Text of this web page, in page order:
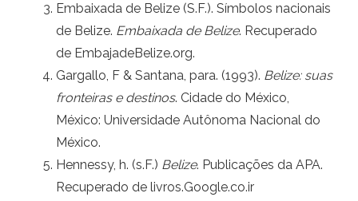
Embaixada de Belize (S.F.). Símbolos nacionais
de Belize. Embaixada de Belize. Recuperado
de EmbajadeBelize.org.
Gargallo, F & Santana, para. (1993). Belize: suas
fronteiras e destinos. Cidade do México,
México: Universidade Autônoma Nacional do
México.
Hennessy, h. (s.F.) Belize. Publicações da APA.
Recuperado de livros.Google.co.ir